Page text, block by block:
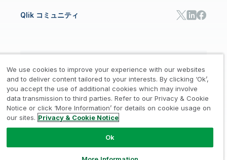
Qlik コミュニティ
法的規約 / プライバシーとクッキー通知 / 商標 /
Trust / 利用規約 / 個人情報取り扱い申請
© 1993-2026 QlikTech International
AB, All Rights Reserved
We use cookies to improve your experience with our websites
and to deliver content tailored to your interests. By clicking ‘Ok’,
you accept the use of additional cookies which may involve
data transmission to third parties. Refer to our Privacy & Cookie
Notice or click ‘More Information’ for details on cookie usage on
our sites. Privacy & Cookie Notice
Ok